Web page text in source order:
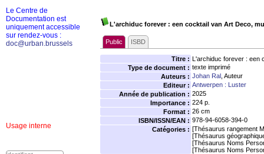
L'archiduc forever : een cocktail van Art Deco,
Public ISBD
Titre : L'archiduc forever : een
Type de document : texte imprimé
Auteurs : Johan Ral , Auteur
Editeur : Antwerpen : Luster
Année de publication : 2025
Importance : 224 p.
Format : 26 cm
ISBN/ISSN/EAN : 978-94-6058-394-0
Catégories : [Thésaurus rangement
[Thésaurus
[Thésaurus Noms
[Thésaurus Noms
Le Centre de
Documentation est
uniquement accessible
sur rendez-vous :
doc@urban.brussels
Usage interne